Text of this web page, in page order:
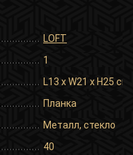
LOFT
1
L13 x W21 x H25 cm
Планка
Металл, стекло
40